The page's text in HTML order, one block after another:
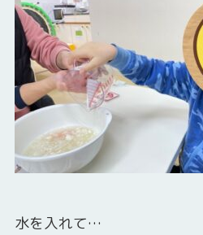
水を入れて…